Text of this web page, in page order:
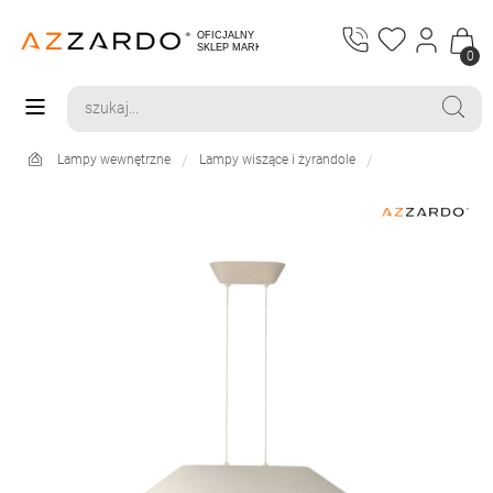
0
Lampy wewnętrzne Lampy wiszące i żyrandole